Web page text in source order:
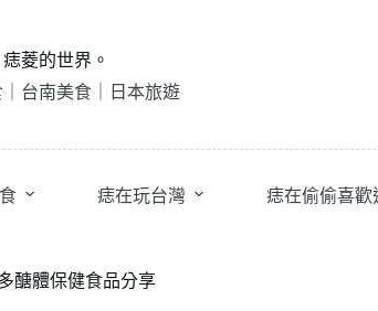
痣菱的世界。
台南美食｜日本旅遊
痣在玩台灣 痣在偷偷喜歡
醣體保健食品分享